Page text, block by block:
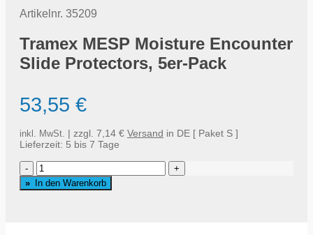
Artikelnr. 35209
Tramex MESP Moisture Encounter
Slide Protectors, 5er-Pack
53,55 €
inkl. MwSt. | zzgl. 7,14 € Versand in DE [ Paket S ]
Lieferzeit: 5 bis 7 Tage
Tramex
MESP
Moisture
In den Warenkorb